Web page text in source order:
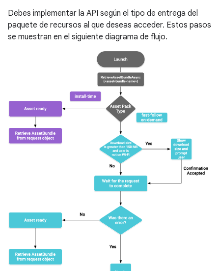
Debes implementar la API según el tipo de entrega del
paquete de recursos al que deseas acceder. Estos pasos
se muestran en el siguiente diagrama de flujo.